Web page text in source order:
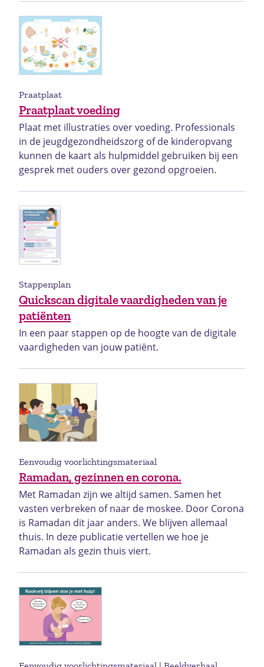
Praatplaat voeding
Praatplaat
Plaat met illustraties over voeding. Professionals
in de jeugdgezondheidszorg of de kinderopvang
kunnen de kaart als hulpmiddel gebruiken bij een
gesprek met ouders over gezond opgroeien.
Quickscan digitale vaardigheden van je
patiënten
Stappenplan
In een paar stappen op de hoogte van de digitale
vaardigheden van jouw patiënt.
Ramadan, gezinnen en corona.
Eenvoudig voorlichtingsmateriaal
Met Ramadan zijn we altijd samen. Samen het
vasten verbreken of naar de moskee. Door Corona
is Ramadan dit jaar anders. We blijven allemaal
thuis. In deze publicatie vertellen we hoe je
Ramadan als gezin thuis viert.